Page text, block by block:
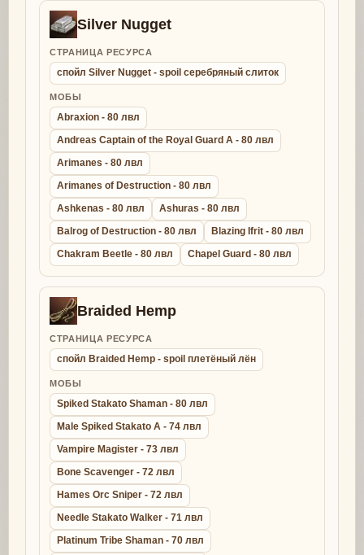
Silver Nugget
СТРАНИЦА РЕСУРСА
спойл Silver Nugget - spoil серебряный слиток
МОБЫ
Abraxion - 80 лвл
Andreas Captain of the Royal Guard A - 80 лвл
Arimanes - 80 лвл
Arimanes of Destruction - 80 лвл
Ashkenas - 80 лвл
Ashuras - 80 лвл
Balrog of Destruction - 80 лвл
Blazing Ifrit - 80 лвл
Chakram Beetle - 80 лвл
Chapel Guard - 80 лвл
Braided Hemp
СТРАНИЦА РЕСУРСА
спойл Braided Hemp - spoil плетёный лён
МОБЫ
Spiked Stakato Shaman - 80 лвл
Male Spiked Stakato A - 74 лвл
Vampire Magister - 73 лвл
Bone Scavenger - 72 лвл
Hames Orc Sniper - 72 лвл
Needle Stakato Walker - 71 лвл
Platinum Tribe Shaman - 70 лвл